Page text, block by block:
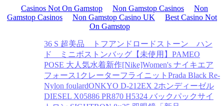
Casinos Not On Gamstop Non Gamstop Casinos
Non
Gamstop Casinos
Non Gamstop Casino UK
Best Casino Not
On Gamstop
36 S 超美品 トフアンドロードストーン ハン
ド ミニボストンバッグ 【未使用】PAMEO
POSE 大人気水着新作[Nike]Women's ナイキエア
フォース1クレーターフライニット Prada Black Re-
Nylon foulardONKYO D-212EX 2ホンディーゼル
DIESEL X05886 PR870 H5324 バックパックサイ